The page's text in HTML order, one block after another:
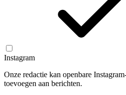
Instagram
Onze redactie kan openbare
toevoegen aan berichten.